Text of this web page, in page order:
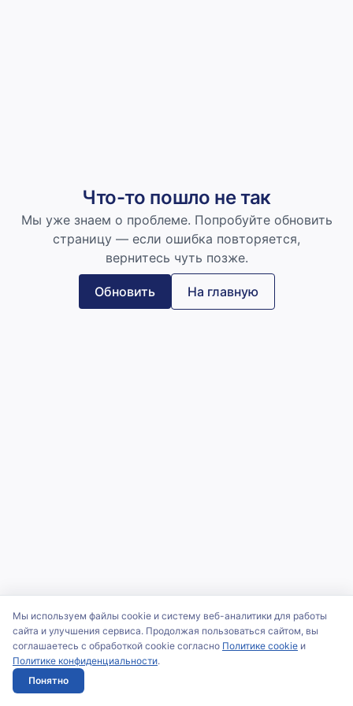
Что-то пошло не так
Мы уже знаем о проблеме. Попробуйте обновить
страницу — если ошибка повторяется,
вернитесь чуть позже.
Обновить На главную
Мы используем файлы cookie и систему веб-аналитики для работы
сайта и улучшения сервиса. Продолжая пользоваться сайтом, вы
соглашаетесь с обработкой cookie согласно Политике cookie и
Политике конфиденциальности.
Понятно